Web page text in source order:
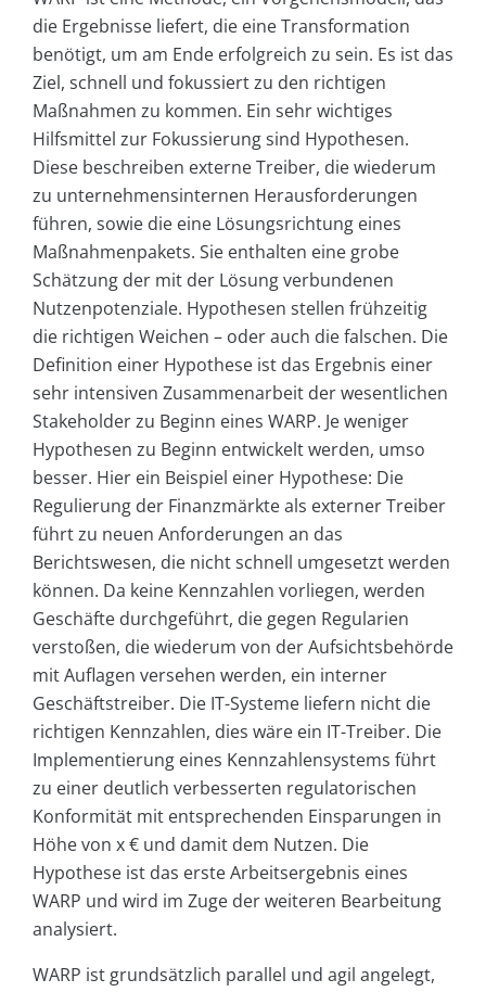
die Ergebnisse liefert, die eine Transformation
benötigt, um am Ende erfolgreich zu sein. Es ist das
Ziel, schnell und fokussiert zu den richtigen
Maßnahmen zu kommen. Ein sehr wichtiges
Hilfsmittel zur Fokussierung sind Hypothesen.
Diese beschreiben externe Treiber, die wiederum
zu unternehmensinternen Herausforderungen
führen, sowie die eine Lösungsrichtung eines
Maßnahmenpakets. Sie enthalten eine grobe
Schätzung der mit der Lösung verbundenen
Nutzenpotenziale. Hypothesen stellen frühzeitig
die richtigen Weichen – oder auch die falschen. Die
Definition einer Hypothese ist das Ergebnis einer
sehr intensiven Zusammenarbeit der wesentlichen
Stakeholder zu Beginn eines WARP. Je weniger
Hypothesen zu Beginn entwickelt werden, umso
besser. Hier ein Beispiel einer Hypothese: Die
Regulierung der Finanzmärkte als externer Treiber
führt zu neuen Anforderungen an das
Berichtswesen, die nicht schnell umgesetzt werden
können. Da keine Kennzahlen vorliegen, werden
Geschäfte durchgeführt, die gegen Regularien
verstoßen, die wiederum von der Aufsichtsbehörde
mit Auflagen versehen werden, ein interner
Geschäftstreiber. Die IT-Systeme liefern nicht die
richtigen Kennzahlen, dies wäre ein IT-Treiber. Die
Implementierung eines Kennzahlensystems führt
zu einer deutlich verbesserten regulatorischen
Konformität mit entsprechenden Einsparungen in
Höhe von x € und damit dem Nutzen. Die
Hypothese ist das erste Arbeitsergebnis eines
WARP und wird im Zuge der weiteren Bearbeitung
analysiert.
WARP ist grundsätzlich parallel und agil angelegt,